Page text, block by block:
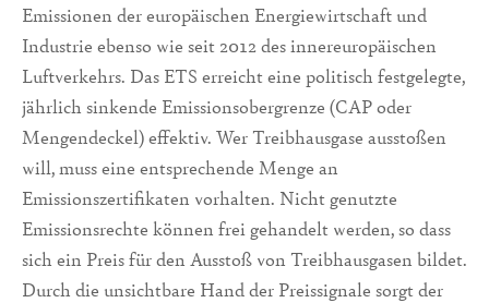
Emissionen der europäischen Energiewirtschaft und
Industrie ebenso wie seit 2012 des innereuropäischen
Luftverkehrs. Das ETS erreicht eine politisch festgelegte,
jährlich sinkende Emissionsobergrenze (CAP oder
Mengendeckel) effektiv. Wer Treibhausgase ausstoßen
will, muss eine entsprechende Menge an
Emissionszertifikaten vorhalten. Nicht genutzte
Emissionsrechte können frei gehandelt werden, so dass
sich ein Preis für den Ausstoß von Treibhausgasen bildet.
Durch die unsichtbare Hand der Preissignale sorgt der